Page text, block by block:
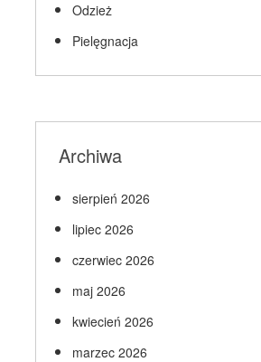
Odzież
Pielęgnacja
Archiwa
sierpień 2026
lipiec 2026
czerwiec 2026
maj 2026
kwiecień 2026
marzec 2026